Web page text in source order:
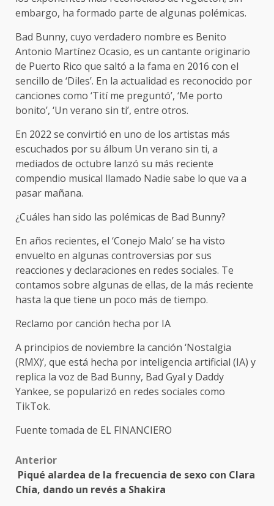
embargo, ha formado parte de algunas polémicas.
Bad Bunny, cuyo verdadero nombre es Benito
Antonio Martínez Ocasio, es un cantante originario
de Puerto Rico que saltó a la fama en 2016 con el
sencillo de ‘Diles’. En la actualidad es reconocido por
canciones como ‘Tití me preguntó’, ‘Me porto
bonito’, ‘Un verano sin ti’, entre otros.
En 2022 se convirtió en uno de los artistas más
escuchados por su álbum Un verano sin ti, a
mediados de octubre lanzó su más reciente
compendio musical llamado Nadie sabe lo que va a
pasar mañana.
¿Cuáles han sido las polémicas de Bad Bunny?
En años recientes, el ‘Conejo Malo’ se ha visto
envuelto en algunas controversias por sus
reacciones y declaraciones en redes sociales. Te
contamos sobre algunas de ellas, de la más reciente
hasta la que tiene un poco más de tiempo.
Reclamo por canción hecha por IA
A principios de noviembre la canción ‘Nostalgia
(RMX)’, que está hecha por inteligencia artificial (IA) y
replica la voz de Bad Bunny, Bad Gyal y Daddy
Yankee, se popularizó en redes sociales como
TikTok.
Fuente tomada de EL FINANCIERO
Post
navigation
Anterior
Piqué alardea de la frecuencia de sexo con Clara
Chía, dando un revés a Shakira